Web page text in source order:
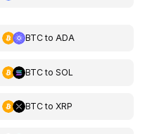
BTCto ADA
BTCto SOL
BTCto XRP